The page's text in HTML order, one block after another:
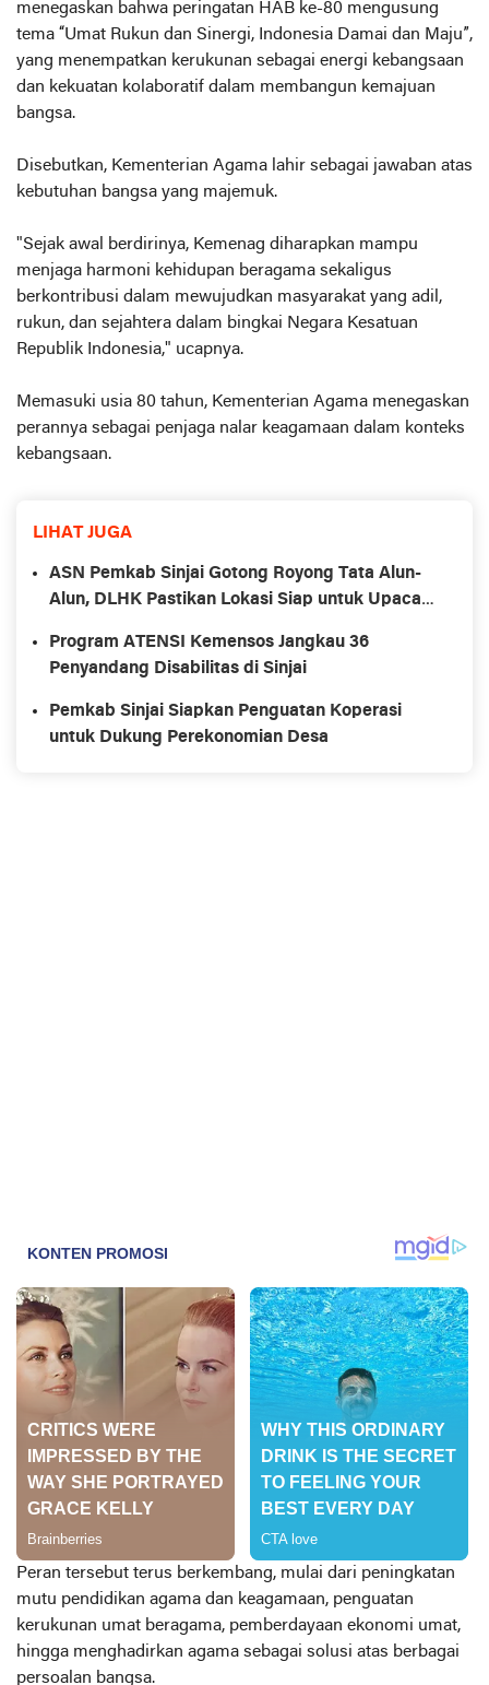
menegaskan bahwa peringatan HAB ke-80 mengusung
tema “Umat Rukun dan Sinergi, Indonesia Damai dan Maju”,
yang menempatkan kerukunan sebagai energi kebangsaan
dan kekuatan kolaboratif dalam membangun kemajuan
bangsa.
Disebutkan, Kementerian Agama lahir sebagai jawaban atas
kebutuhan bangsa yang majemuk.
"Sejak awal berdirinya, Kemenag diharapkan mampu
menjaga harmoni kehidupan beragama sekaligus
berkontribusi dalam mewujudkan masyarakat yang adil,
rukun, dan sejahtera dalam bingkai Negara Kesatuan
Republik Indonesia," ucapnya.
Memasuki usia 80 tahun, Kementerian Agama menegaskan
perannya sebagai penjaga nalar keagamaan dalam konteks
kebangsaan.
LIHAT JUGA
ASN Pemkab Sinjai Gotong Royong Tata Alun-
Alun, DLHK Pastikan Lokasi Siap untuk Upacara
Program ATENSI Kemensos Jangkau 36
Penyandang Disabilitas di Sinjai
Pemkab Sinjai Siapkan Penguatan Koperasi
untuk Dukung Perekonomian Desa
Peran tersebut terus berkembang, mulai dari peningkatan
mutu pendidikan agama dan keagamaan, penguatan
kerukunan umat beragama, pemberdayaan ekonomi umat,
hingga menghadirkan agama sebagai solusi atas berbagai
persoalan bangsa.